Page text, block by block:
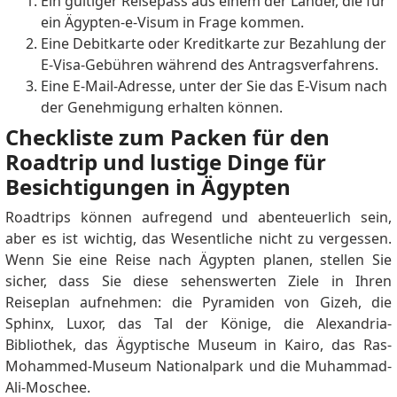
very friendly and informative, BUT they could only
issue to Panama Citizens or those on Resident Visas
in Panama. Mailing my passport from Panama to Los
Angeles was an option but at the time the Consulates
were first authorized to process the 5 year, it was too
close for my comfort to my upcoming Egypt trip. I
then decided to try at the Alexandria Administration
of Passports & Immigration. The first day, the
officials turned me away having never heard of it. The
second day (now with written proof in hand), the
supervisor acknowledged the 5 Year Multi Entry Visa,
but said it is only processed in Cairo's Abbesiya. I
therefore went on an unplanned trip to and from
Alexandria to Cairo only to find that Abbesiya's
Officials only knew of the 6 Month Multi Entry
(available for 30 day stays per visit... same as eVisa I
already had) or 5 Year Residency Visa which is
different from this 5 Year Multiple Entry (TOURIST)
ein Ägypten-e-Visum in Frage kommen.
Eine Debitkarte oder Kreditkarte zur Bezahlung der
E-Visa-Gebühren während des Antragsverfahrens.
Eine E-Mail-Adresse, unter der Sie das E-Visum nach
der Genehmigung erhalten können.
Checkliste zum Packen für den
Roadtrip und lustige Dinge für
Besichtigungen in Ägypten
Roadtrips können aufregend und abenteuerlich sein,
aber es ist wichtig, das Wesentliche nicht zu vergessen.
Wenn Sie eine Reise nach Ägypten planen, stellen Sie
sicher, dass Sie diese sehenswerten Ziele in Ihren
Reiseplan aufnehmen: die Pyramiden von Gizeh, die
Sphinx, Luxor, das Tal der Könige, die Alexandria-
Bibliothek, das Ägyptische Museum in Kairo, das Ras-
Mohammed-Museum Nationalpark und die Muhammad-
Ali-Moschee.